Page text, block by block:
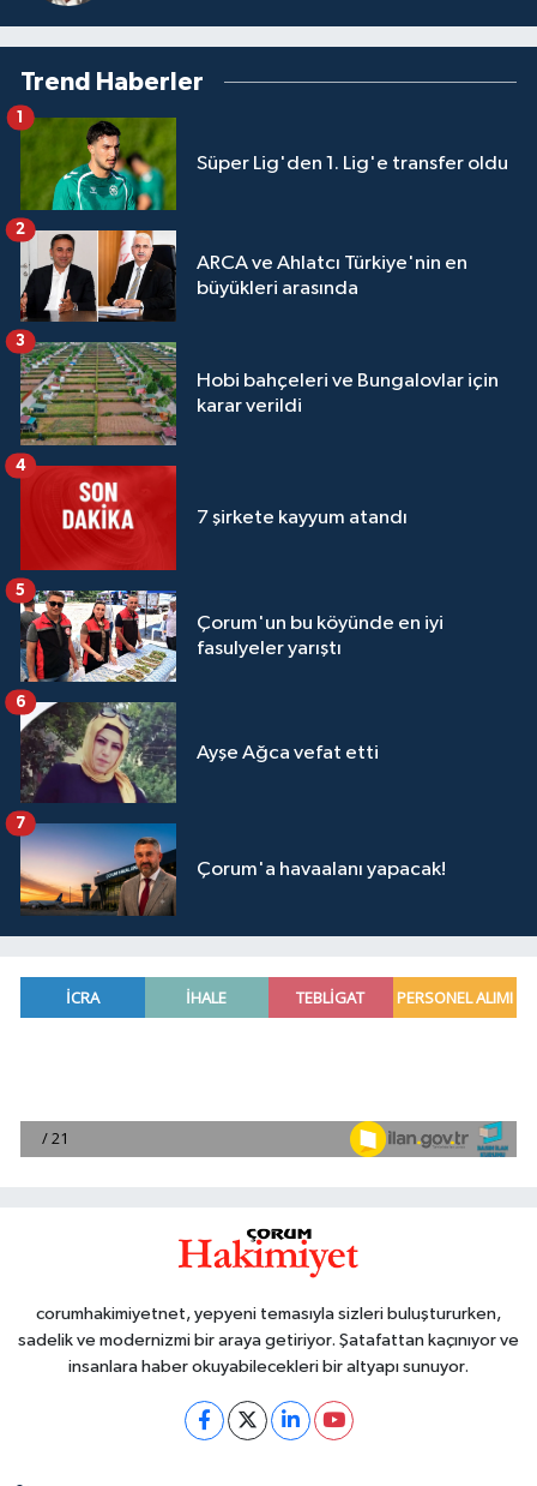
Trend Haberler
Süper Lig'den 1. Lig'e transfer oldu
1
ARCA ve Ahlatcı Türkiye'nin en
büyükleri arasında
2
Hobi bahçeleri ve Bungalovlar için
karar verildi
3
7 şirkete kayyum atandı
4
Çorum'un bu köyünde en iyi
fasulyeler yarıştı
5
Ayşe Ağca vefat etti
6
Çorum'a havaalanı yapacak!
7
corumhakimiyetnet, yepyeni temasıyla sizleri buluştururken,
sadelik ve modernizmi bir araya getiriyor. Şatafattan kaçınıyor ve
insanlara haber okuyabilecekleri bir altyapı sunuyor.